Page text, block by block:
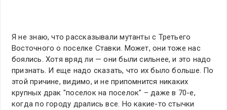
Я не знаю, что рассказывали мутанты с Третьего
Восточного о поселке Ставки. Может, они тоже нас
боялись. Хотя вряд ли — они были сильнее, и это надо
признать. И еще надо сказать, что их было больше. По
этой причине, видимо, и не припомнится никаких
крупных драк "поселок на поселок" – даже в 70-е,
когда по городу дрались все. Но какие-то стычки